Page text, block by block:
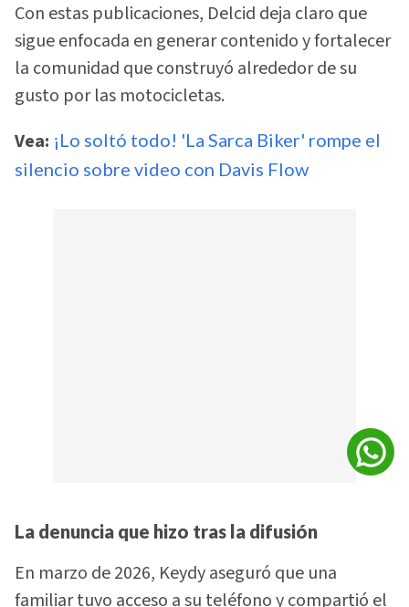
Con estas publicaciones, Delcid deja claro que
sigue enfocada en generar contenido y fortalecer
la comunidad que construyó alrededor de su
gusto por las motocicletas.
Vea: ¡Lo soltó todo! 'La Sarca Biker' rompe el
silencio sobre video con Davis Flow
La denuncia que hizo tras la difusión
En marzo de 2026, Keydy aseguró que una
familiar tuvo acceso a su teléfono y compartió el